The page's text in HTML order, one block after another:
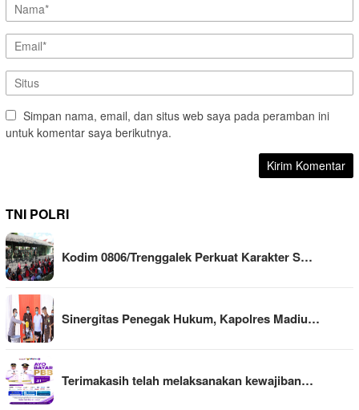
Simpan nama, email, dan situs web saya pada peramban ini
untuk komentar saya berikutnya.
TNI POLRI
Kodim 0806/Trenggalek Perkuat Karakter S…
Sinergitas Penegak Hukum, Kapolres Madiu…
Terimakasih telah melaksanakan kewajiban…